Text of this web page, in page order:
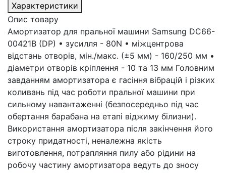
Характеристики
Опис товару
Амортизатор для пральної машини Samsung DC66-
00421B (DP) • зусилля - 80N • міжцентрова
відстань отворів, мін./макс. (±5 мм) - 160/250 мм •
діаметри отворів кріплення - 10 та 13 мм Головним
завданням амортизатора є гасіння вібрацій і різких
коливань під час роботи пральної машини при
сильному навантаженні (безпосередньо під час
обертання барабана на етапі віджиму білизни).
Використання амортизатора після закінчення його
строку придатності, неналежна якість
виготовлення, потрапляння пилу або рідини на
робочу частину амортизатора ведуть до зносу